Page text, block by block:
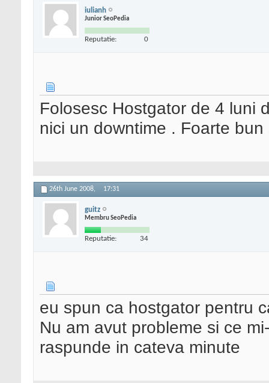
iulianh
Junior SeoPedia
Reputatie: 0
Folosesc Hostgator de 4 luni
nici un downtime . Foarte
26th June 2008, 17:31
guitz
Membru SeoPedia
Reputatie: 34
eu spun ca hostgator pentru
Nu am avut probleme si ce
raspunde in cateva minute